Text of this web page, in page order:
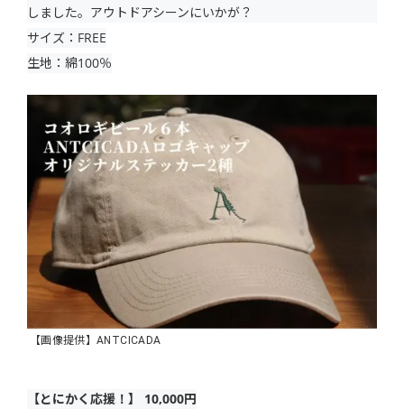
しました。アウトドアシーンにいかが？
サイズ：FREE
生地：綿100％
【画像提供】ANTCICADA
【とにかく応援！】 10,000円